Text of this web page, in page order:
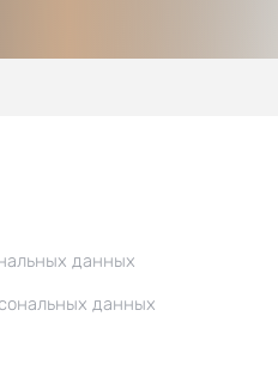
данных
данных